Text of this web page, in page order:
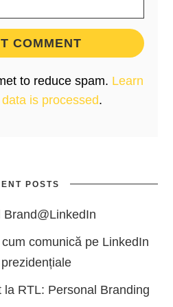
to reduce spam. Learn
is processed.
POSTS
comunică pe LinkedIn
la RTL: Personal Branding